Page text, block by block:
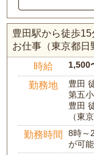
豊田駅から徒歩
お仕事（東京都日
時給 1,500
勤務地
豊田
第五
豊田
（東
勤務時間
8時～
が可